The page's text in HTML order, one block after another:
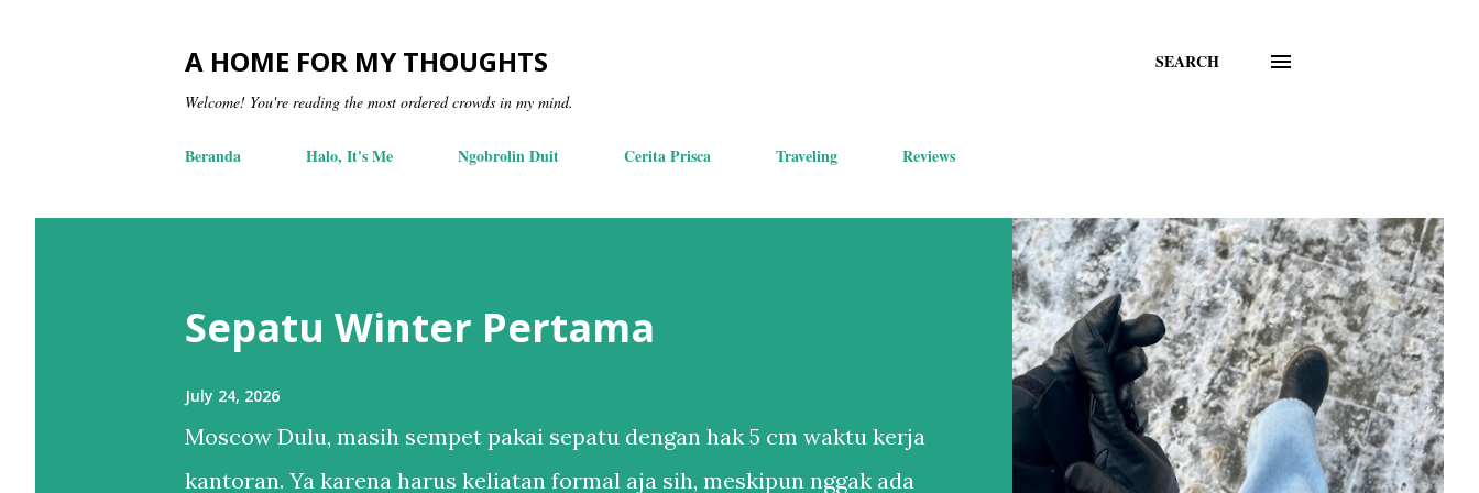
A HOME FOR MY THOUGHTS
Welcome! You're reading the most ordered crowds in my mind.
SEARCH
Beranda Halo, It's Me Ngobrolin Duit Cerita Prisca Traveling Reviews
Sepatu Winter Pertama
July 24, 2026
Moscow Dulu, masih sempet pakai sepatu dengan hak 5 cm waktu kerja
kantoran. Ya karena harus keliatan formal aja sih, meskipun nggak ada